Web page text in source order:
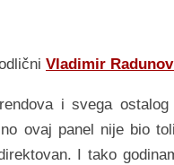
Vladimir
i svega ostalog
ovaj panel nije bio
I tako